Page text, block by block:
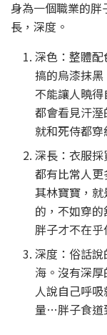
身為一個職業的
長，深度。
深色：整體
搞的烏漆抹
不能讓人曉
都會看見汗
就和死侍都穿
深長：衣服
都有比常人
其林寶寶，
的，不如穿
胖子才不在
深度：俗話
海。沒有深
人說自己呼
量…胖子食道